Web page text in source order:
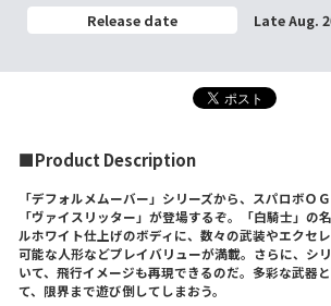
Release date Late Aug.
■Product Description
「デフォルメムーバー」シリーズから、スパロボＯ
「ヴァイスリッター」が登場するぞ。「白騎士」の
ルホワイト仕上げのボディに、数々の武装やエクセ
可能な人形などプレイバリューが満載。さらに、シ
いて、飛行イメージも再現できるのだ。多彩な武器
て、限界まで遊び倒してしまおう。